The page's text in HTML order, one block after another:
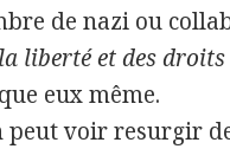
de nazi ou
liberté et des droits
eux même.
peut voir resurgir